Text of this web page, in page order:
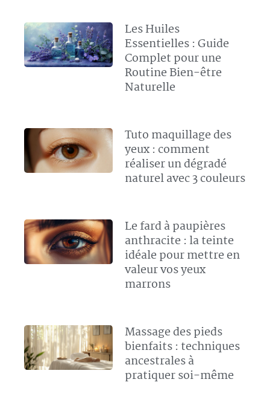
Les Huiles
Essentielles : Guide
Complet pour une
Routine Bien-être
Naturelle
Tuto maquillage des
yeux : comment
réaliser un dégradé
naturel avec 3 couleurs
Le fard à paupières
anthracite : la teinte
idéale pour mettre en
valeur vos yeux
marrons
Massage des pieds
bienfaits : techniques
ancestrales à
pratiquer soi-même